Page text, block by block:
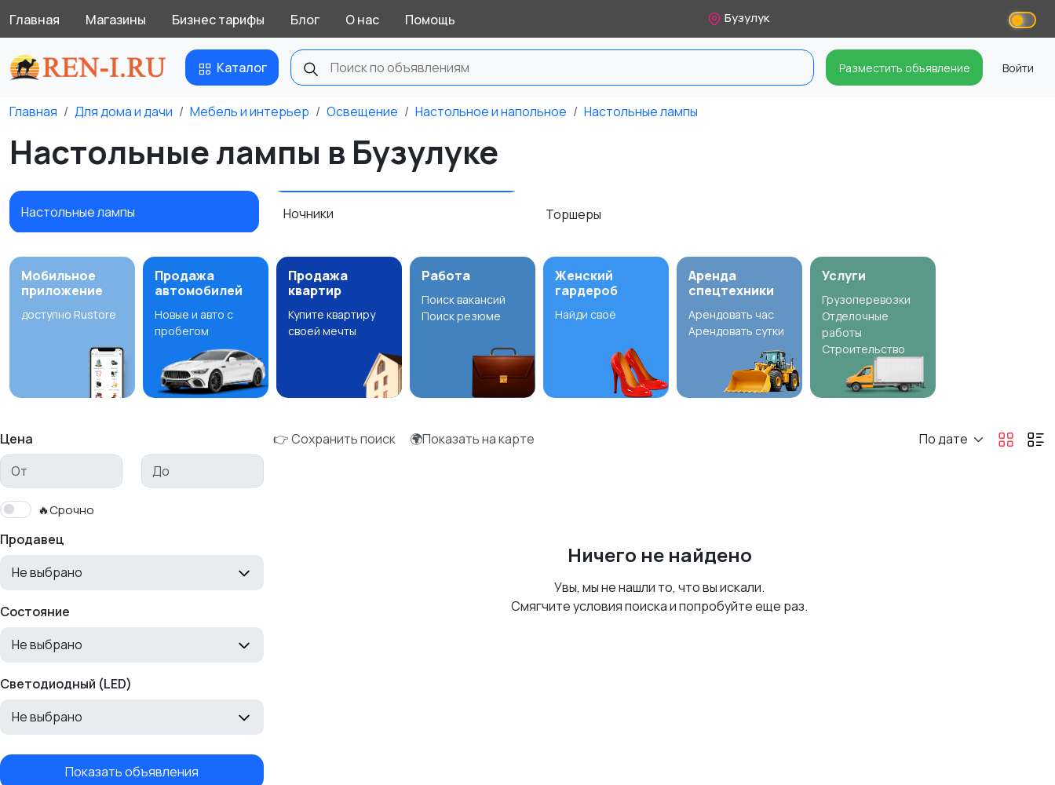
Главная Магазины Бизнес тарифы Блог О нас Помощь Бузулук
Каталог Разместить объявление Войти
Главная Для дома и дачи Мебель и интерьер Освещение Настольное и напольное Настольные лампы
Настольные лампы в Бузулуке
Настольные лампы Ночники Торшеры
Мобильное
приложение
доступно Rustore
Продажа
автомобилей
Новые и авто с
пробегом
Продажа
квартир
Купите квартиру
своей мечты
Работа
Поиск вакансий
Поиск резюме
Женский
гардероб
Найди своё
Аренда
спецтехники
Арендовать час
Арендовать сутки
Услуги
Грузоперевозки
Отделочные
работы
Строительство
Цена
🔥Срочно
Продавец
Не выбрано
Состояние
Не выбрано
Светодиодный (LED)
Не выбрано
Показать объявления
👉 Сохранить поиск 🌍Показать на карте По дате
Ничего не найдено
Увы, мы не нашли то, что вы искали.
Смягчите условия поиска и попробуйте еще раз.